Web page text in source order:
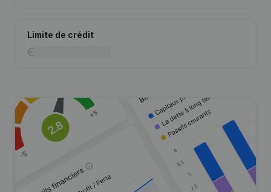
Limite de crédit